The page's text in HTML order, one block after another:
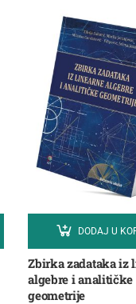
Zbirka zadataka iz
algebre i analitičke
geometrije
DODAJ U